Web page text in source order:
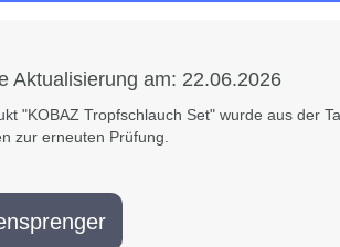
Aktualisierung am: 22.06.2026
"KOBAZ Tropfschlauch Set" wurde aus der
zur erneuten Prüfung.